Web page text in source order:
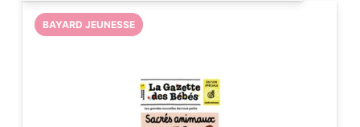
BAYARD JEUNESSE